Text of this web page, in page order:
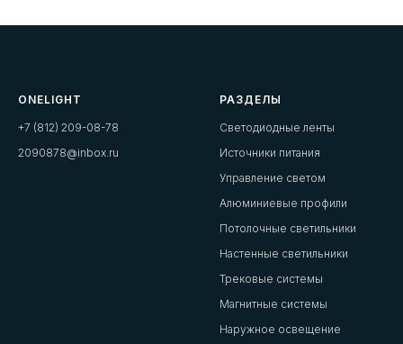
ONELIGHT
+7 (812) 209-08-78
2090878@inbox.ru
РАЗДЕЛЫ
Светодиодные ленты
Источники питания
Управление светом
Алюминиевые профили
Потолочные светильники
Настенные светильники
Трековые системы
Магнитные системы
Наружное освещение